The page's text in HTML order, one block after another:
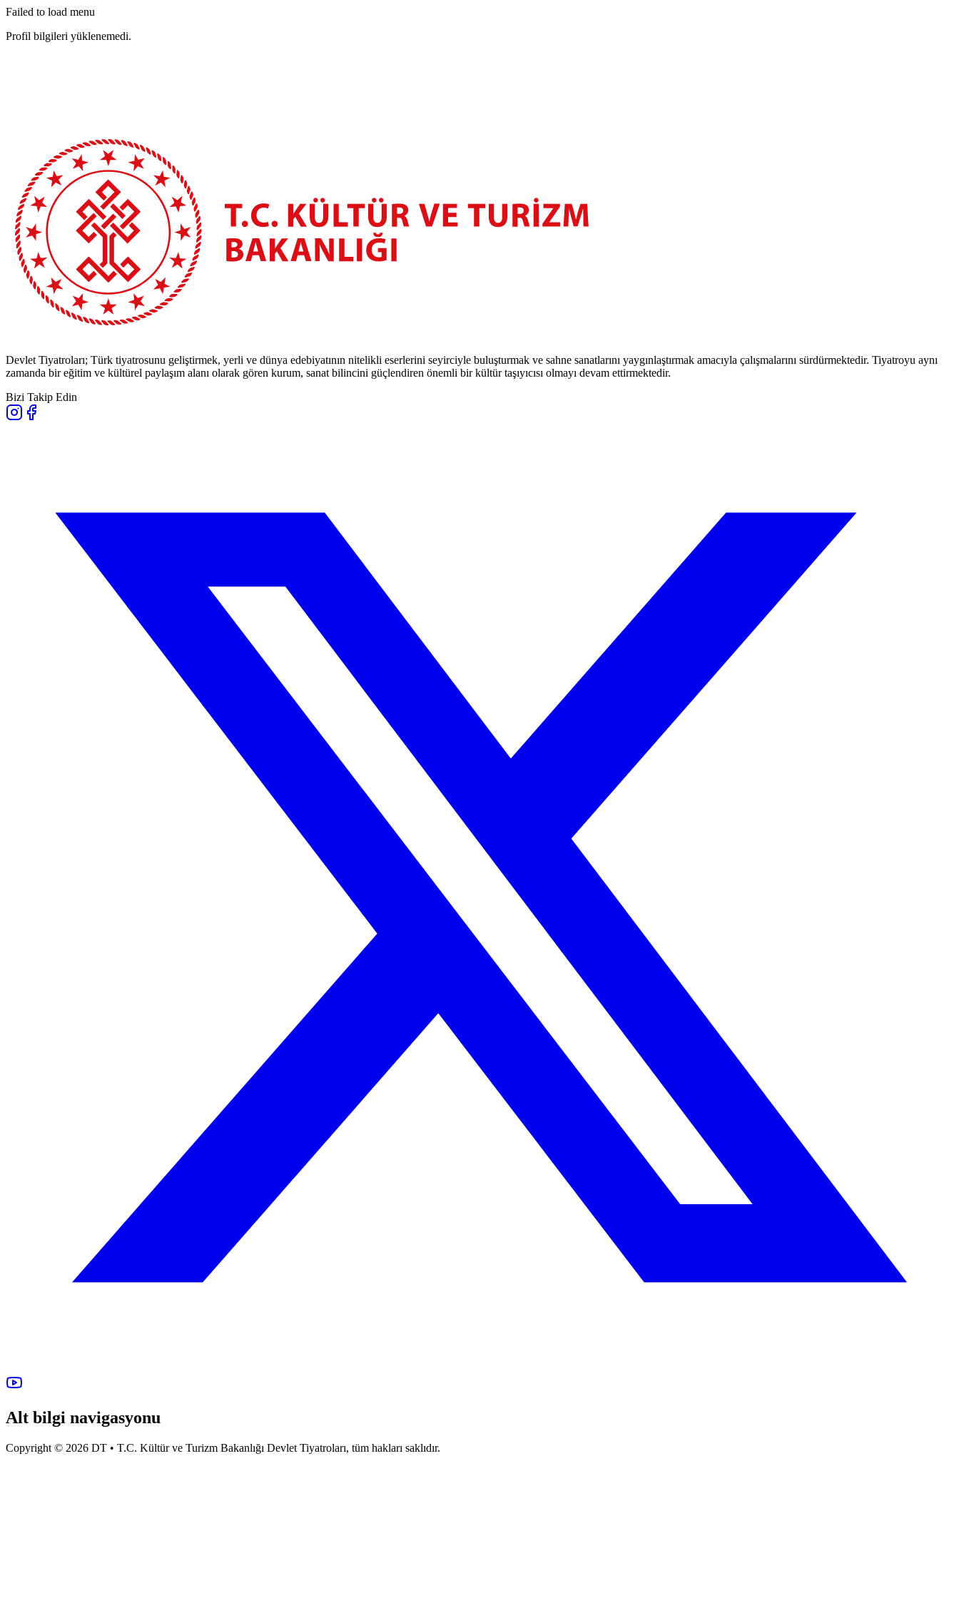
Failed to load menu
Profil bilgileri yüklenemedi.
Devlet Tiyatroları; Türk tiyatrosunu geliştirmek, yerli ve dünya edebiyatının nitelikli eserlerini seyirciyle buluşturmak ve sahne sanatlarını yaygınlaştırmak amacıyla çalışmalarını sürdürmektedir. Tiyatroyu aynı
zamanda bir eğitim ve kültürel paylaşım alanı olarak gören kurum, sanat bilincini güçlendiren önemli bir kültür taşıyıcısı olmayı devam ettirmektedir.
Bizi Takip Edin
Alt bilgi navigasyonu
Copyright © 2026 DT • T.C. Kültür ve Turizm Bakanlığı Devlet Tiyatroları, tüm hakları saklıdır.